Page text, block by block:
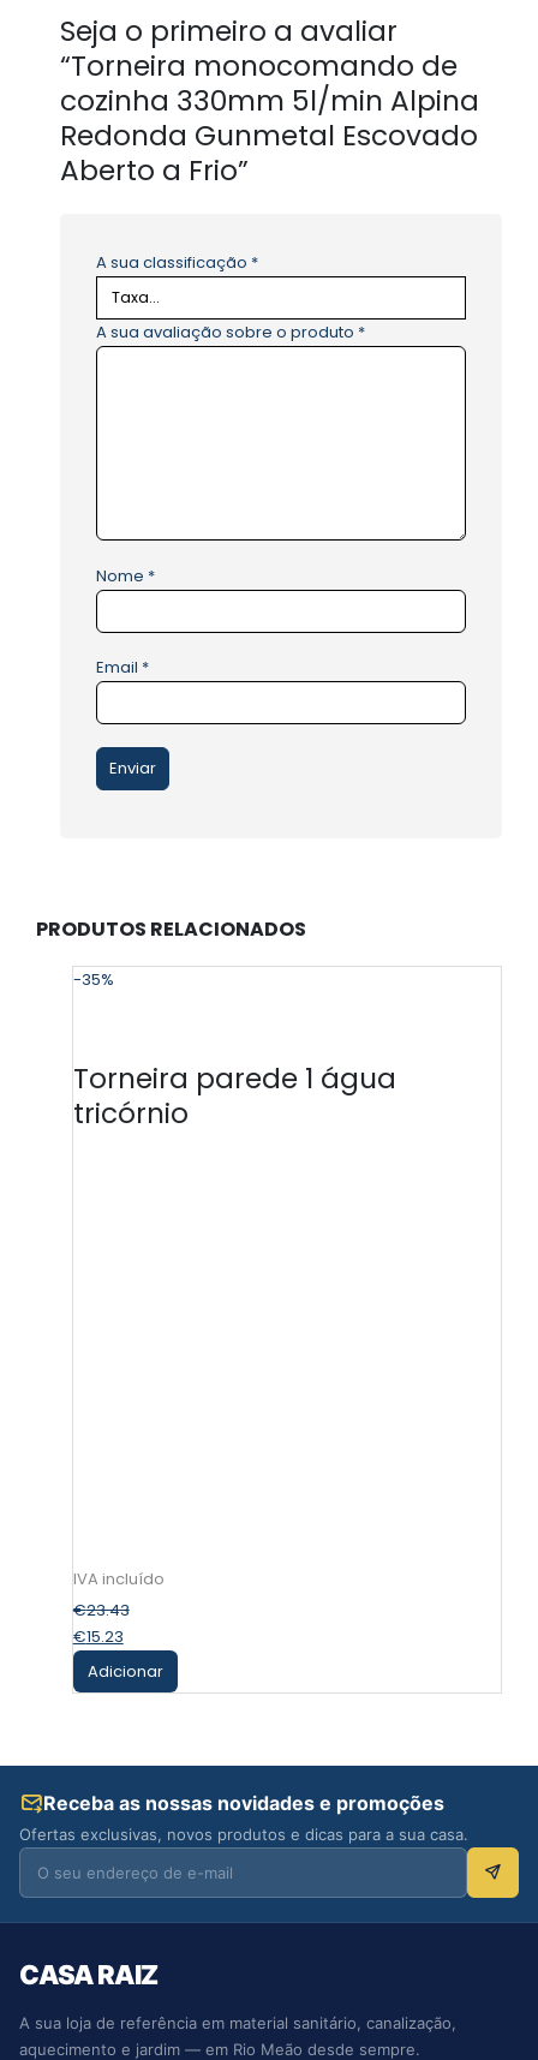
Seja o primeiro a avaliar
“Torneira monocomando de
cozinha 330mm 5l/min Alpina
Redonda Gunmetal Escovado
Aberto a Frio”
A sua classificação *
A sua avaliação sobre o produto *
Nome *
Email *
PRODUTOS RELACIONADOS
-35%
Torneira parede 1 água
tricórnio
€23.43
€15.23
Adicionar
Receba as nossas novidades e promoções
Ofertas exclusivas, novos produtos e dicas para a sua casa.
CASA RAIZ
A sua loja de referência em material sanitário, canalização,
aquecimento e jardim — em Rio Meão desde sempre.